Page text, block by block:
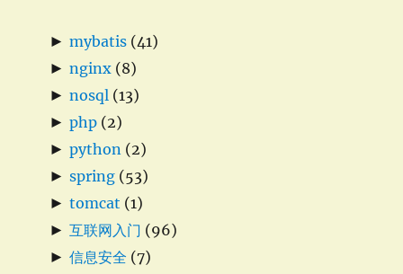
► mybatis (41)
► nginx (8)
► nosql (13)
► php (2)
► python (2)
► spring (53)
► tomcat (1)
► 互联网入门 (96)
► 信息安全 (7)